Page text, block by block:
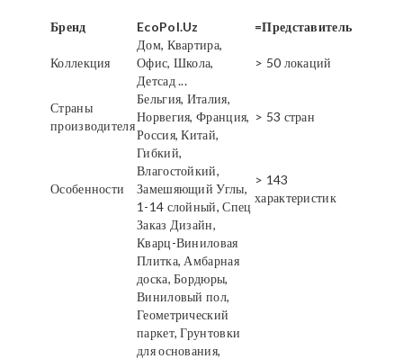
Бренд EcoPol.Uz =Представитель
Коллекция
Дом, Квартира,
Офис, Школа,
Детсад ...
> 50 локаций
Страны
производителя
Бельгия, Италия,
Норвегия, Франция,
Россия, Китай,
> 53 стран
Особенности
Гибкий,
Влагостойкий,
Замешяющий Углы,
1-14 слойный, Спец
Заказ Дизайн,
> 143
характеристик
Кварц-Виниловая
Плитка, Амбарная
доска, Бордюры,
Виниловый пол,
Геометрический
паркет, Грунтовки
для основания,